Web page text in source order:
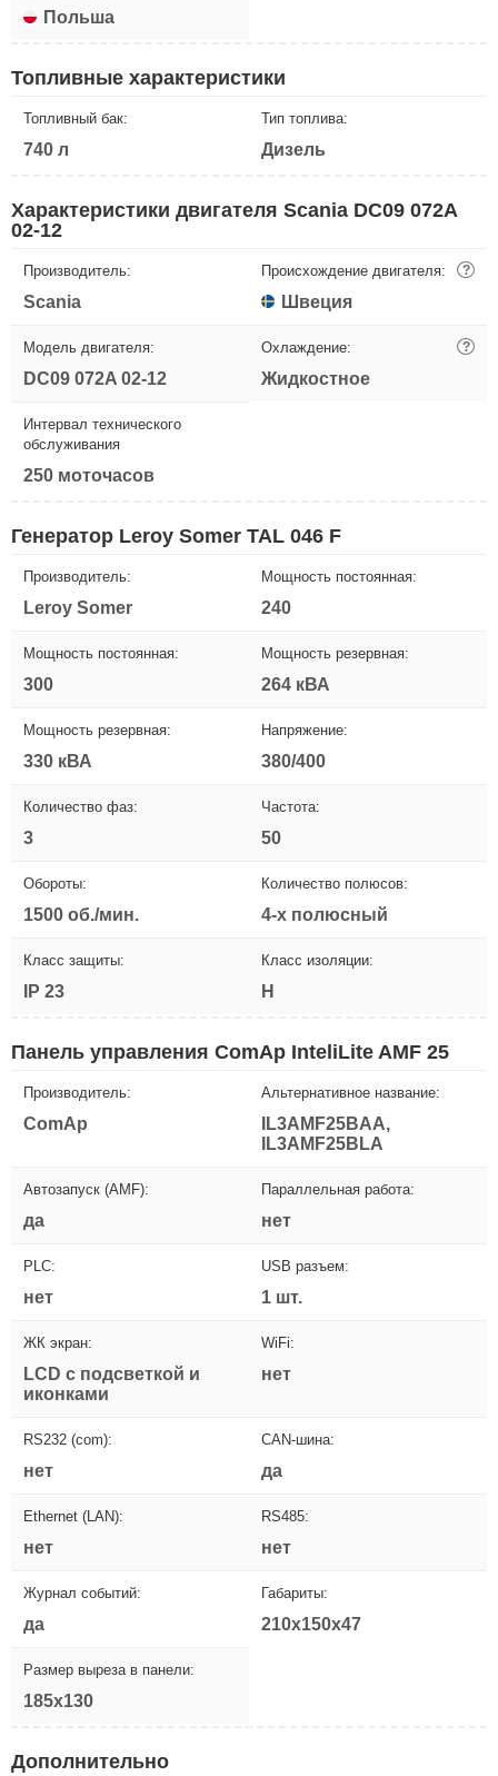
Польша
Топливные характеристики
Топливный бак:
740 л
Тип топлива:
Дизель
Характеристики двигателя Scania DC09 072A
02-12
Производитель:
Scania
Происхождение двигателя: ?
Швеция
Модель двигателя:
DC09 072A 02-12
Охлаждение: ?
Жидкостное
Интервал технического
обслуживания
250 моточасов
Генератор Leroy Somer TAL 046 F
Производитель:
Leroy Somer
Мощность постоянная:
240
Мощность постоянная:
300
Мощность резервная:
264 кВА
Мощность резервная:
330 кВА
Напряжение:
380/400
Количество фаз:
3
Частота:
50
Обороты:
1500 об./мин.
Количество полюсов:
4-х полюсный
Класс защиты:
IP 23
Класс изоляции:
H
Панель управления ComAp InteliLite AMF 25
Производитель:
ComAp
Альтернативное название:
IL3AMF25BAA,
IL3AMF25BLA
Автозапуск (AMF):
да
Параллельная работа:
нет
PLC:
нет
USB разъем:
1 шт.
ЖК экран:
LCD с подсветкой и
иконками
WiFi:
нет
RS232 (com):
нет
CAN-шина:
да
Ethernet (LAN):
нет
RS485:
нет
Журнал событий:
да
Габариты:
210x150x47
Размер выреза в панели:
185x130
Дополнительно